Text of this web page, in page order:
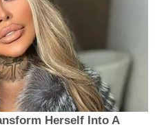
Herself Into A